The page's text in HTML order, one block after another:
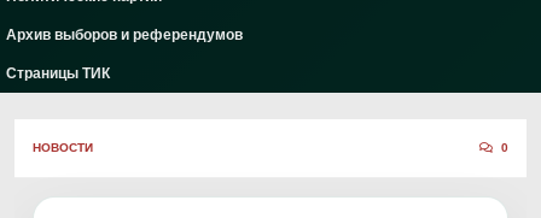
Архив выборов и референдумов
Страницы ТИК
НОВОСТИ 0